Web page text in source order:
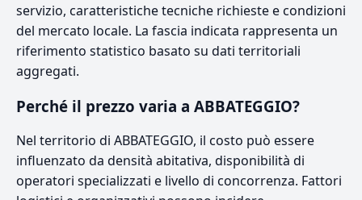
servizio, caratteristiche tecniche richieste e condizioni
del mercato locale. La fascia indicata rappresenta un
riferimento statistico basato su dati territoriali
aggregati.
Perché il prezzo varia a ABBATEGGIO?
Nel territorio di ABBATEGGIO, il costo può essere
influenzato da densità abitativa, disponibilità di
operatori specializzati e livello di concorrenza. Fattori